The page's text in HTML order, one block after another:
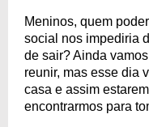
Meninos, quem
social nos impediria
de sair? Ainda
reunir, mas esse dia
casa e assim
encontrarmos para